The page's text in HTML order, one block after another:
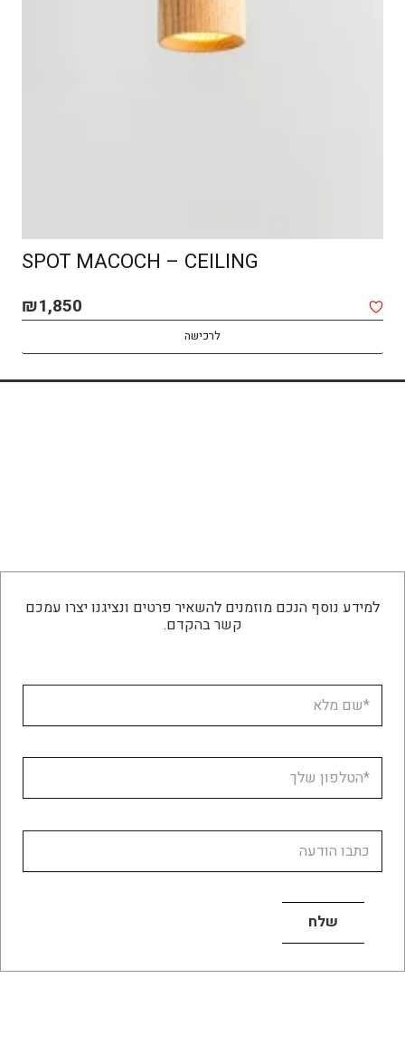
SPOT MACOCH – CEILING
₪1,850
לרכישה
למידע נוסף הנכם מוזמנים להשאיר פרטים ונציגנו יצרו עמכם
קשר בהקדם.